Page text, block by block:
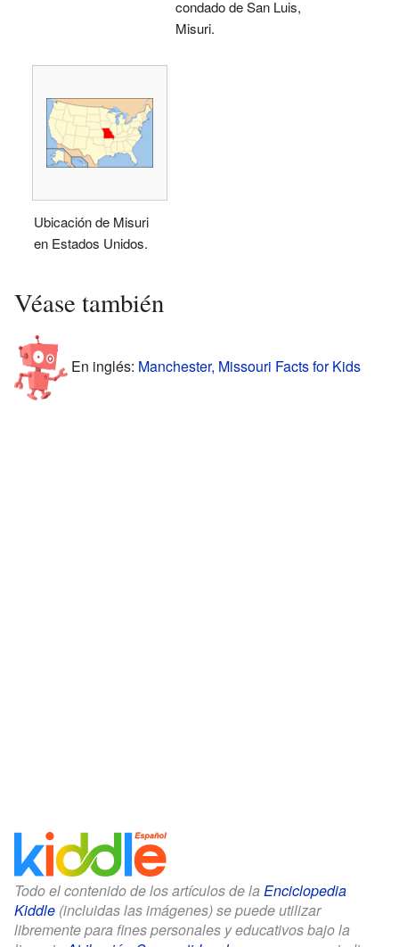
condado de San Luis,
Misuri.
Ubicación de Misuri
en Estados Unidos.
Véase también
En inglés: Manchester, Missouri Facts for Kids
Todo el contenido de los artículos de la Enciclopedia
Kiddle (incluidas las imágenes) se puede utilizar
libremente para fines personales y educativos bajo la